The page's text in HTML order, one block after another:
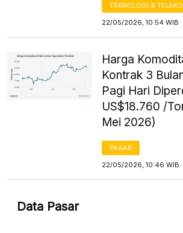
TEKNOLOGI &
22/05/2026, 10:54 WIB
Harga
Kontrak 3
Pagi Hari
US$18.760 /
Mei 2026)
PASAR
22/05/2026, 10:46 WIB
Data Pasar